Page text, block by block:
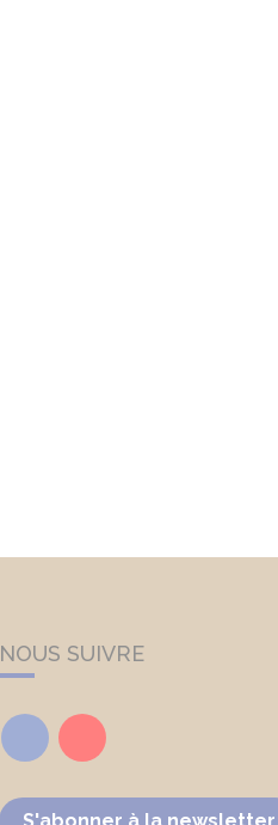
NOUS SUIVRE
FacebookYoutube